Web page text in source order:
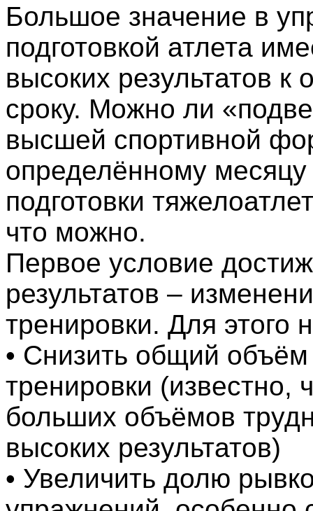
Большое значение в
подготовкой атлета
высоких результатов к
сроку. Можно ли
высшей спортивной
определённому
подготовки
что можно.
Первое условие
результатов –
тренировки. Для этого
• Снизить общий
тренировки (известно,
больших объёмов
высоких результатов)
• Увеличить долю